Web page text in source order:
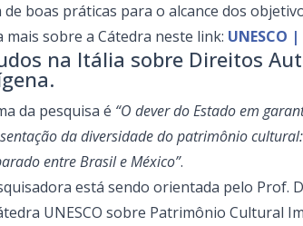
de boas práticas para o alcance dos
mais sobre a Cátedra neste link: UNESCO
na Itália sobre Direitos
da pesquisa é “O dever do Estado em
da diversidade do patrimônio
entre Brasil e México”.
está sendo orientada pelo Prof.
UNESCO sobre Patrimônio Cultural